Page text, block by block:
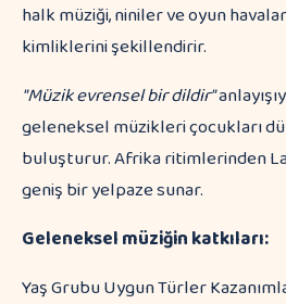
halk müziği, niniler ve oyun
kimliklerini şekillendirir.
"Müzik evrensel bir dildir"
geleneksel müzikleri çocukları
buluşturur. Afrika ritimlerinden
geniş bir yelpaze sunar.
Geleneksel müziğin katkıları:
Yaş Grubu Uygun Türler